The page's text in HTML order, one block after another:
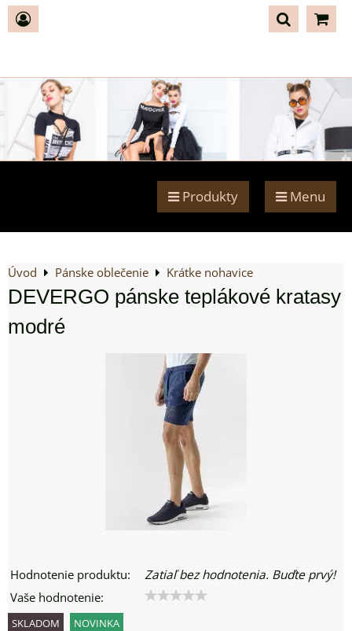
Produkty Menu
Úvod Pánske oblečenie Krátke nohavice
DEVERGO pánske teplákové kratasy
modré
Hodnotenie produktu:
Zatiaľ bez hodnotenia. Buďte prvý!
Vaše hodnotenie:
SKLADOM NOVINKA